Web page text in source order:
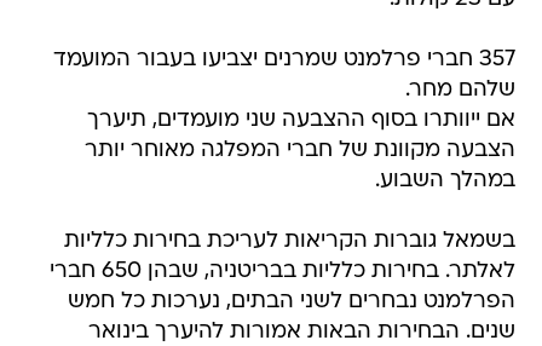
357 חברי פרלמנט שמרנים יצביעו בעבור המועמד
שלהם מחר.
אם ייוותרו בסוף ההצבעה שני מועמדים, תיערך
הצבעה מקוונת של חברי המפלגה מאוחר יותר
במהלך השבוע.
בשמאל גוברות הקריאות לעריכת בחירות כלליות
לאלתר. בחירות כלליות בבריטניה, שבהן 650 חברי
הפרלמנט נבחרים לשני הבתים, נערכות כל חמש
שנים. הבחירות הבאות אמורות להיערך בינואר